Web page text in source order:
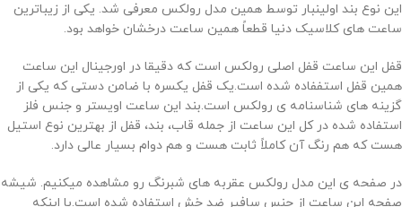
این نوع بند اولینبار توسط همین مدل رولکس معرفی شد. یکی از زیباترین
ساعت های کلاسیک دنیا قطعاً همین ساعت درخشان خواهد بود.
قفل این ساعت قفل اصلی رولکس است که دقیقا در اورجینال این ساعت
همین قفل استففاده شده است.یک قفل یکسره با ضامن دستی که یکی از
گزینه های شناسنامه ی رولکس است.بند این ساعت اویستر و جنس فلز
استفاده شده در کل این ساعت از جمله قاب، بند، قفل از بهترین نوع استیل
هست که هم رنگ آن کاملاً ثابت هست و هم دوام بسیار عالی دارد.
در صفحه ی این مدل رولکس عقربه های شبرنگ رو مشاهده میکنیم. شیشه
صفحه این ساعت از جنس سافیر ضد خش استفاده شده است.با اینکه